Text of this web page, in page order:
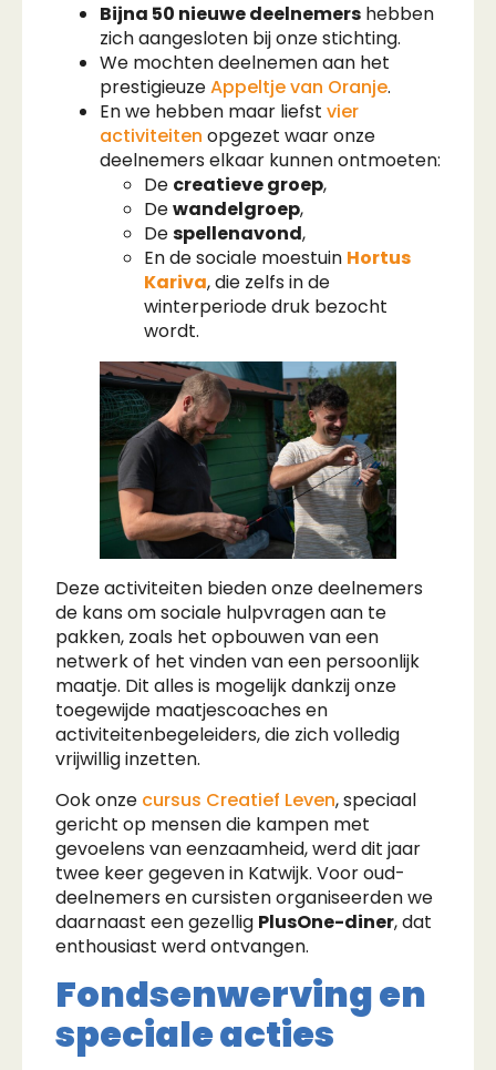
Bijna 50 nieuwe deelnemers hebben
zich aangesloten bij onze stichting.
We mochten deelnemen aan het
prestigieuzeAppeltje van Oranje.
En we hebben maar liefst vier
activiteiten opgezet waar onze
deelnemers elkaar kunnen ontmoeten:
De creatieve groep,
Dewandelgroep,
Despellenavond,
En de sociale moestuin Hortus
Kariva, die zelfs in de
winterperiode druk bezocht
wordt.
Deze activiteiten bieden onze deelnemers
de kans om sociale hulpvragen aan te
pakken, zoals het opbouwen van een
netwerk of het vinden van een persoonlijk
maatje. Dit alles is mogelijk dankzij onze
toegewijde maatjescoaches en
activiteitenbegeleiders, die zich volledig
vrijwillig inzetten.
Ook onze cursus Creatief Leven, speciaal
gericht op mensen die kampen met
gevoelens van eenzaamheid, werd dit jaar
twee keer gegeven in Katwijk. Voor oud-
deelnemers en cursisten organiseerden we
daarnaast een gezellig PlusOne-diner, dat
enthousiast werd ontvangen.
Fondsenwerving en
speciale acties